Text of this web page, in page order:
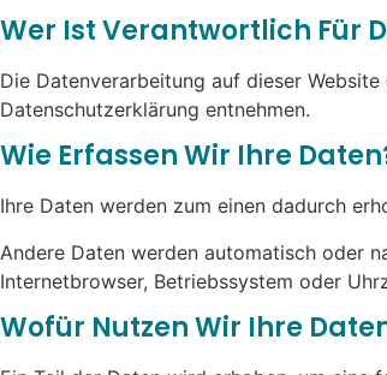
Wer Ist Verantwortlich Für
Die Datenverarbeitung auf dieser
Datenschutzerklärung entnehmen.
Wie Erfassen Wir Ihre
Ihre Daten werden zum einen dadurch
Andere Daten werden automatisch oder
Internetbrowser, Betriebssystem oder
Wofür Nutzen Wir Ihre